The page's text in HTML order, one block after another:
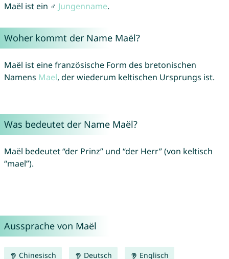
Maël ist ein ♂ Jungenname.
Woher kommt der Name Maël?
Maël ist eine französische Form des bretonischen
Namens Mael, der wiederum keltischen Ursprungs ist.
Was bedeutet der Name Maël?
Maël bedeutet “der Prinz” und “der Herr” (von keltisch
“mael”).
Aussprache von Maël
Chinesisch Deutsch Englisch